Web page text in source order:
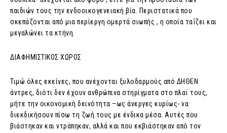
παιδιών τους την ενδοοικογενειακή βία. Περιστατικά που
σκεπάζονται από μια περίεργη ομερτά σιωπής , η οποία ταΐζει και
μεγαλώνει τα κτήνη.
ΔΙΑΦΗΜΙΣΤΙΚΟΣ ΧΩΡΟΣ
Τιμώ όλες εκείνες, που ανέχονται ξυλοδαρμούς από ΔΗΘΕΝ
άντρες, διότι δεν έχουν ανθρώπινα στηρίγματα στο πλαϊ τους,
μήτε την οικονομική δεινότητα –ως άνεργες κυρίως- να
διεκδικήσουν πίσω τη ζωή τους με ένδικα μέσα. Αυτές που
βιάστηκαν και ντράπηκαν, αλλά και που εκβιάστηκαν από τον